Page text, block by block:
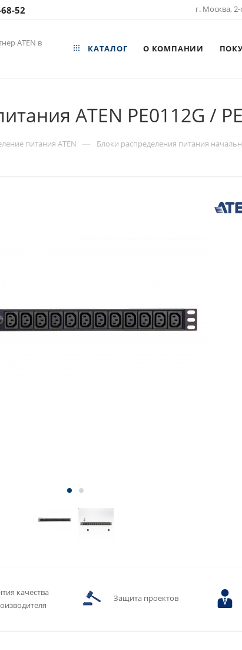
52 г. Москва,
ATEN в
КАТАЛОГ О КОМПАНИИ
ATEN PE0112G /
питания ATEN — Блоки распределения питания
качества
Защита проектов